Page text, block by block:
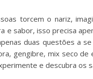
torcem o nariz,
sabor, isso precisa
duas questões a
gengibre, mix seco
e descubra os